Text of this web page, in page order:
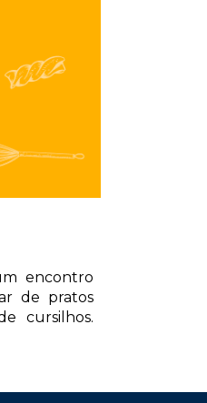
encontro
de pratos
cursilhos.